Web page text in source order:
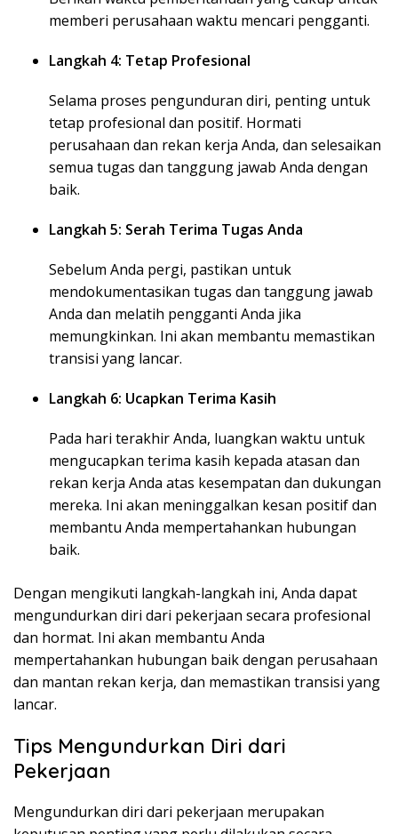
memberi perusahaan waktu mencari pengganti.
Langkah 4: Tetap Profesional
Selama proses pengunduran diri, penting untuk
tetap profesional dan positif. Hormati
perusahaan dan rekan kerja Anda, dan selesaikan
semua tugas dan tanggung jawab Anda dengan
baik.
Langkah 5: Serah Terima Tugas Anda
Sebelum Anda pergi, pastikan untuk
mendokumentasikan tugas dan tanggung jawab
Anda dan melatih pengganti Anda jika
memungkinkan. Ini akan membantu memastikan
transisi yang lancar.
Langkah 6: Ucapkan Terima Kasih
Pada hari terakhir Anda, luangkan waktu untuk
mengucapkan terima kasih kepada atasan dan
rekan kerja Anda atas kesempatan dan dukungan
mereka. Ini akan meninggalkan kesan positif dan
membantu Anda mempertahankan hubungan
baik.
Dengan mengikuti langkah-langkah ini, Anda dapat
mengundurkan diri dari pekerjaan secara profesional
dan hormat. Ini akan membantu Anda
mempertahankan hubungan baik dengan perusahaan
dan mantan rekan kerja, dan memastikan transisi yang
lancar.
Tips Mengundurkan Diri dari
Pekerjaan
Mengundurkan diri dari pekerjaan merupakan